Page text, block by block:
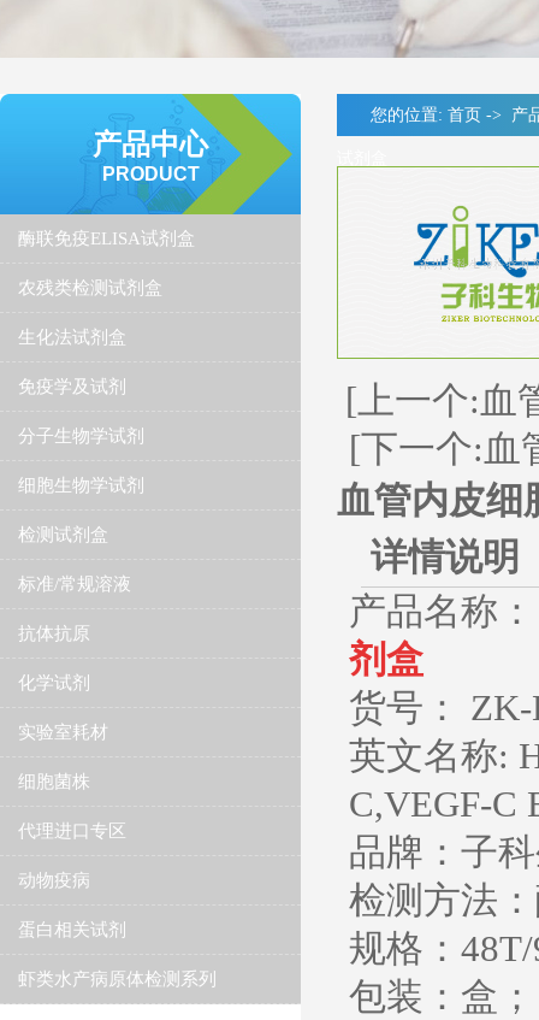
产品中心
PRODUCT
酶联免疫ELISA试剂盒
农残类检测试剂盒
生化法试剂盒
免疫学及试剂
分子生物学试剂
细胞生物学试剂
检测试剂盒
标准/常规溶液
抗体抗原
化学试剂
实验室耗材
细胞菌株
代理进口专区
动物疫病
蛋白相关试剂
虾类水产病原体检测系列
您的位置: 首页 -> 产
[上一个:血
[下一个:血
血管内皮细
详情说明
产品名称：
剂盒
货号：
英文名称:
C,VEGF-C
品牌：子
检测方法
规格：
包装：盒；